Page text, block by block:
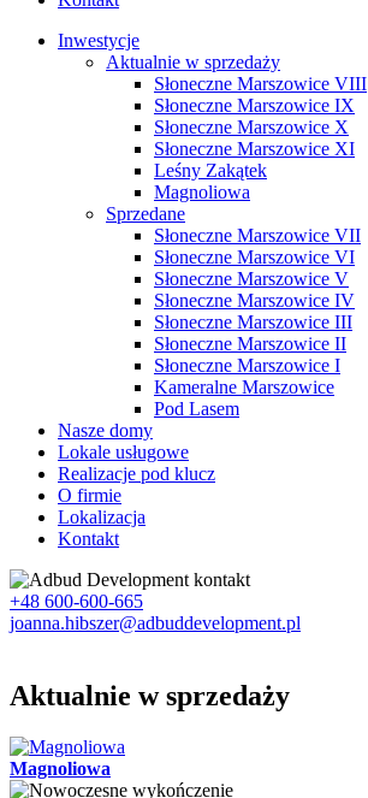
Inwestycje
Aktualnie w sprzedaży
Słoneczne Marszowice VIII
Słoneczne Marszowice IX
Słoneczne Marszowice X
Słoneczne Marszowice XI
Leśny Zakątek
Magnoliowa
Sprzedane
Słoneczne Marszowice VII
Słoneczne Marszowice VI
Słoneczne Marszowice V
Słoneczne Marszowice IV
Słoneczne Marszowice III
Słoneczne Marszowice II
Słoneczne Marszowice I
Kameralne Marszowice
Pod Lasem
Nasze domy
Lokale usługowe
Realizacje pod klucz
O firmie
Lokalizacja
Kontakt
+48 600-600-665
joanna.hibszer@adbuddevelopment.pl
Aktualnie w sprzedaży
Magnoliowa